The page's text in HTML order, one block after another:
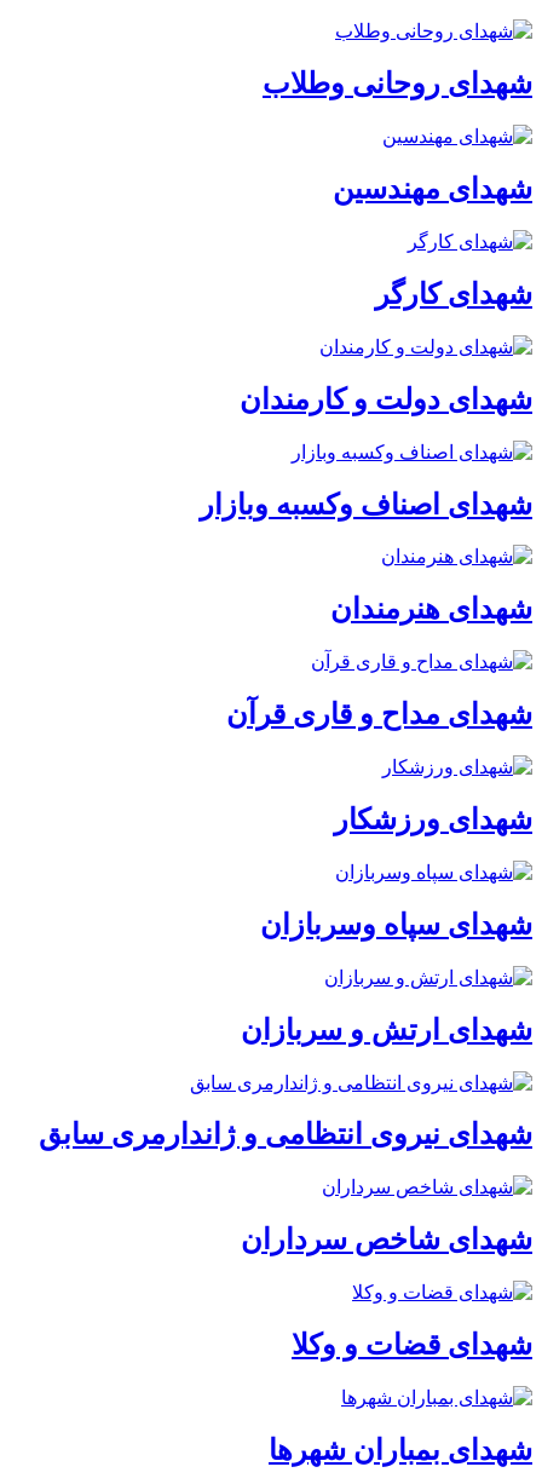
شهدای روحانی وطلاب
شهدای مهندسین
شهدای کارگر
شهدای دولت و کارمندان
شهدای اصناف وکسبه وبازار
شهدای هنرمندان
شهدای مداح و قاری قرآن
شهدای ورزشکار
شهدای سپاه وسربازان
شهدای ارتش و سربازان
شهدای نیروی انتظامی و ژاندارمری سابق
شهدای شاخص سرداران
شهدای قضات و وکلا
شهدای بمباران شهرها